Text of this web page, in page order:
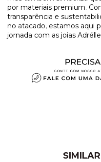
por materiais premium.
transparência e
no atacado, estamos aqui
jornada com as joias